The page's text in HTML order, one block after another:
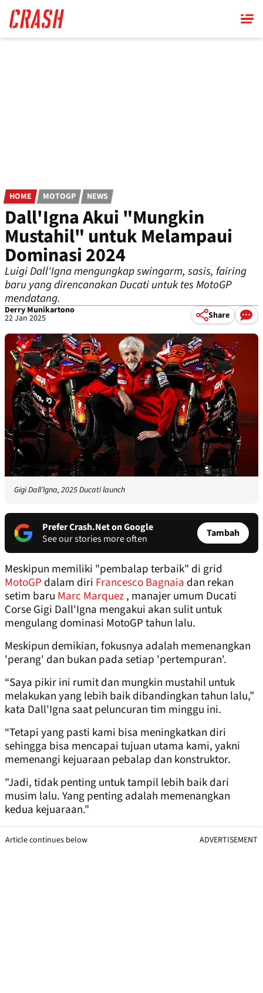
main
content
HOME MOTOGP NEWS
Dall'Igna Akui "Mungkin
Mustahil" untuk Melampaui
Dominasi 2024
Luigi Dall'Igna mengungkap swingarm, sasis, fairing
baru yang direncanakan Ducati untuk tes MotoGP
mendatang.
Derry Munikartono
22 Jan 2025 Share
Gigi Dall’Igna, 2025 Ducati launch
Prefer Crash.Net on Google
See our stories more often
Tambah
Meskipun memiliki "pembalap terbaik" di grid
MotoGP dalam diri Francesco Bagnaia dan rekan
setim baru Marc Marquez, manajer umum Ducati
Corse Gigi Dall'Igna mengakui akan sulit untuk
mengulang dominasi MotoGP tahun lalu.
Meskipun demikian, fokusnya adalah memenangkan
'perang' dan bukan pada setiap 'pertempuran'.
“Saya pikir ini rumit dan mungkin mustahil untuk
melakukan yang lebih baik dibandingkan tahun lalu,”
kata Dall'Igna saat peluncuran tim minggu ini.
“Tetapi yang pasti kami bisa meningkatkan diri
sehingga bisa mencapai tujuan utama kami, yakni
memenangi kejuaraan pebalap dan konstruktor.
"Jadi, tidak penting untuk tampil lebih baik dari
musim lalu. Yang penting adalah memenangkan
kedua kejuaraan."
Article continues below ADVERTISEMENT